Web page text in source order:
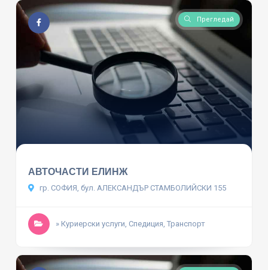
Прегледай
АВТОЧАСТИ ЕЛИНЖ
гр. СОФИЯ, бул. АЛЕКСАНДЪР СТАМБОЛИЙСКИ 155
» Куриерски услуги, Спедиция, Транспорт